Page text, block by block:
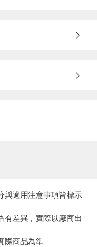
與適用注意事項皆標示
有差異，實際以廠商出
際商品為準